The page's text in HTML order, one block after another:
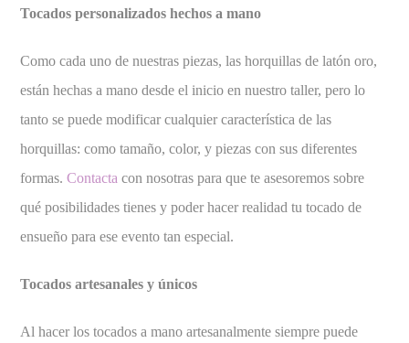
Tocados personalizados hechos a mano
Como cada uno de nuestras piezas, las horquillas de latón oro,
están hechas a mano desde el inicio en nuestro taller, pero lo
tanto se puede modificar cualquier característica de las
horquillas: como tamaño, color, y piezas con sus diferentes
formas.Contacta con nosotras para que te asesoremos sobre
qué posibilidades tienes y poder hacer realidad tu tocado de
ensueño para ese evento tan especial.
Tocados artesanales y únicos
Al hacer los tocados a mano artesanalmente siempre puede